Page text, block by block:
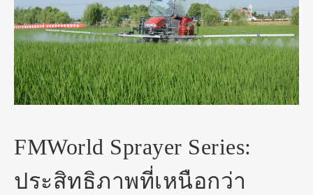
FMWorld Sprayer Series:
ประสิทธิภาพที่เหนือกว่า